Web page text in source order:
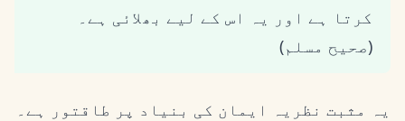
کرتا ہے اور یہ اس کے لیے بھلائی ہے۔
(صحیح مسلم)
یہ مثبت نظریہ ایمان کی بنیاد پر طاقتور ہے۔